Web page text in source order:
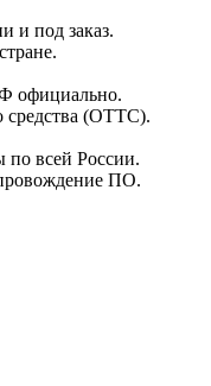
и под заказ.
официально.
средства (ОТТС).
по всей России.
ПО.